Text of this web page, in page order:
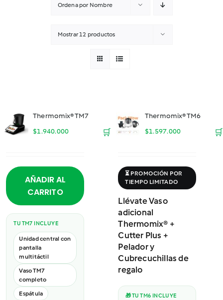
Ordena por Nombre
Mostrar12 productos
Thermomix® TM7
$1.940.000 🛒
AÑADIR AL
CARRITO
TU TM7 INCLUYE
Unidad central con
pantalla
multitáctil
Vaso TM7
completo
Espátula
Thermomix® TM6
$1.597.000 🛒
⏳ PROMOCIÓN POR
TIEMPO LIMITADO
Llévate Vaso
adicional
Thermomix® +
Cutter Plus +
Pelador y
Cubrecuchillas de
regalo
🎁 TU TM6 INCLUYE